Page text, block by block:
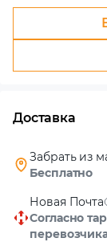
Доставка
Забрать из
Бесплатно
Новая Почта
Согласно